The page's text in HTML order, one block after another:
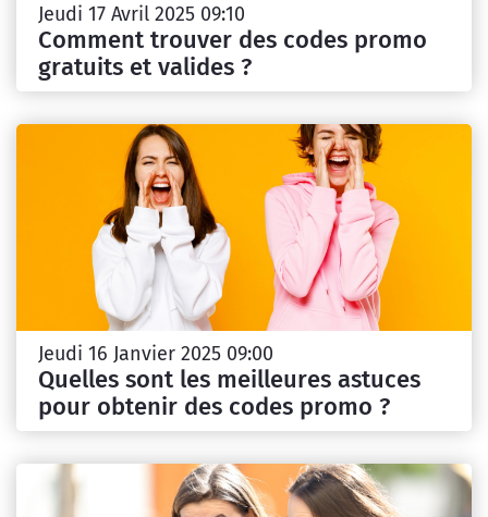
Jeudi 17 Avril 2025 09:10
Comment trouver des codes promo
gratuits et valides ?
Jeudi 16 Janvier 2025 09:00
Quelles sont les meilleures astuces
pour obtenir des codes promo ?